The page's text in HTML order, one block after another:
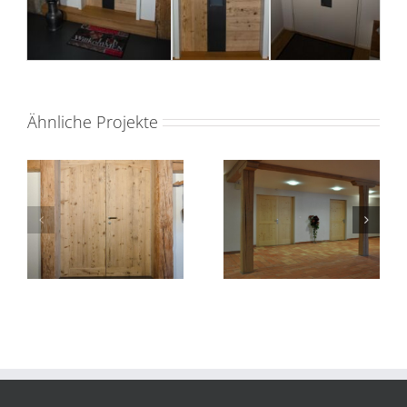
Ähnliche Projekte
Innentüre2 Innentüre1